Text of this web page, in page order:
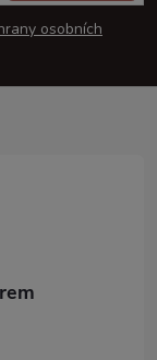
osobních